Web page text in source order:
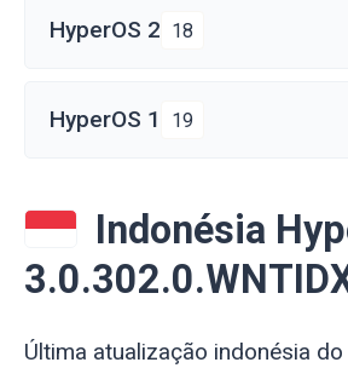
HyperOS 2 18
HyperOS 1 19
Indonésia
Última atualização indonésia